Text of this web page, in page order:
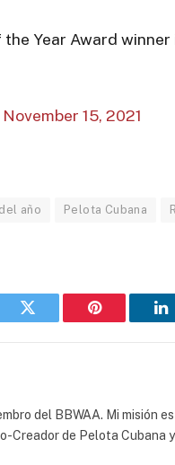
the Year Award winner
November 15, 2021
año Pelota Cubana
Twitter Pinterest
del BBWAA. Mi misión
Creador de Pelota Cubana